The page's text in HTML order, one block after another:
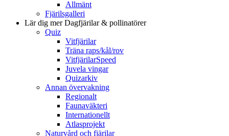
Allmänt
Fjärilsgalleri
Lär dig merDagfjärilar & pollinatörer
Quiz
Vitfjärilar
Träna raps/kål/rov
VitfjärilarSpeed
Juvela vingar
Quizarkiv
Annan övervakning
Regionalt
Faunaväkteri
Internationellt
Atlasprojekt
Naturvård och fjärilar